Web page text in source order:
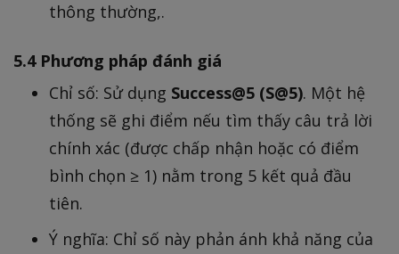
thông thường,.
5.4 Phương pháp đánh giá
Chỉ số: Sử dụng Success@5 (S@5). Một hệ
thống sẽ ghi điểm nếu tìm thấy câu trả lời
chính xác (được chấp nhận hoặc có điểm
bình chọn ≥ 1) nằm trong 5 kết quả đầu
tiên.
Ý nghĩa: Chỉ số này phản ánh khả năng của